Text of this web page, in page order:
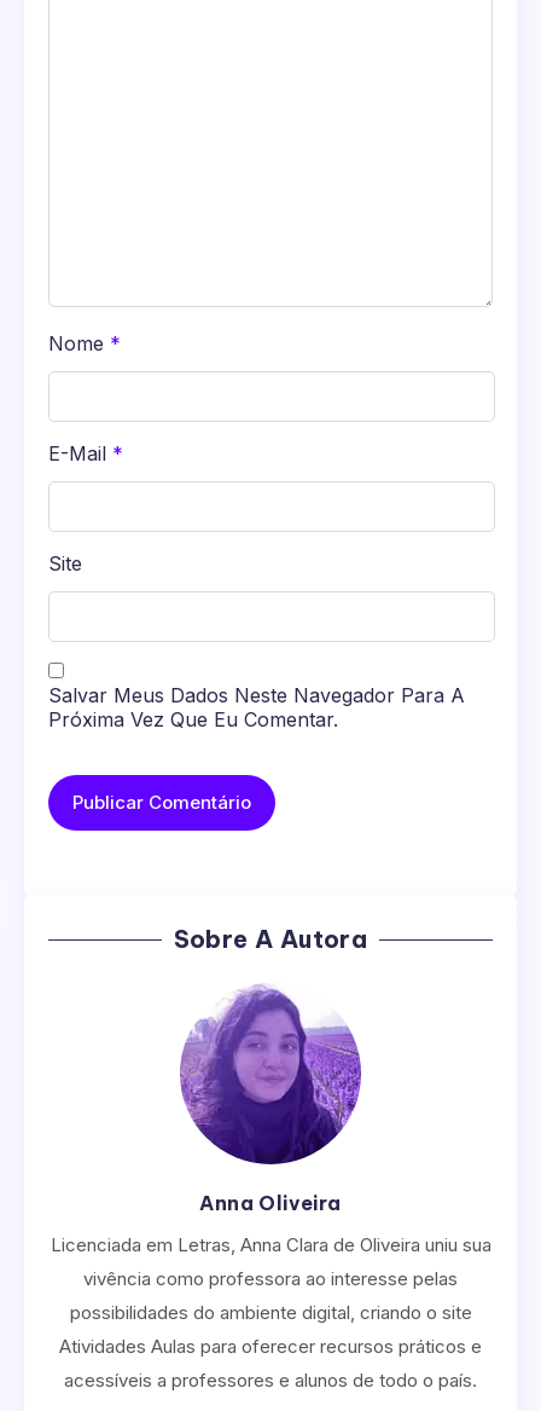
Nome *
E-Mail *
Site
Salvar Meus Dados Neste Navegador Para A
Próxima Vez Que Eu Comentar.
Sobre A Autora
Anna Oliveira
Licenciada em Letras, Anna Clara de Oliveira uniu sua
vivência como professora ao interesse pelas
possibilidades do ambiente digital, criando o site
Atividades Aulas para oferecer recursos práticos e
acessíveis a professores e alunos de todo o país.